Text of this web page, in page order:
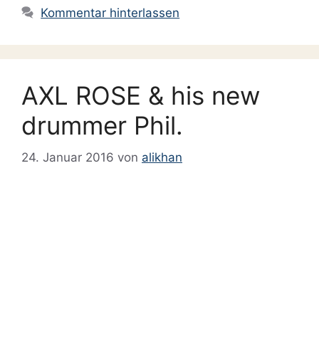
Kommentar hinterlassen
AXL ROSE & his new
drummer Phil.
24. Januar 2016 von alikhan